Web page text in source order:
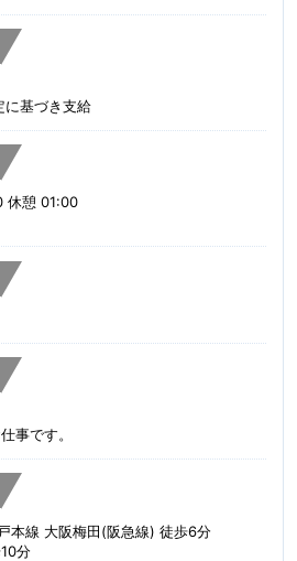
に基づき支給
休憩 01:00
事です。
本線 大阪梅田(阪急線) 徒歩6分
分